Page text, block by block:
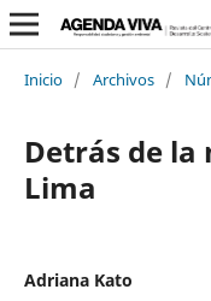
Inicio / Archivos /
Detrás de la
Lima
Adriana Kato